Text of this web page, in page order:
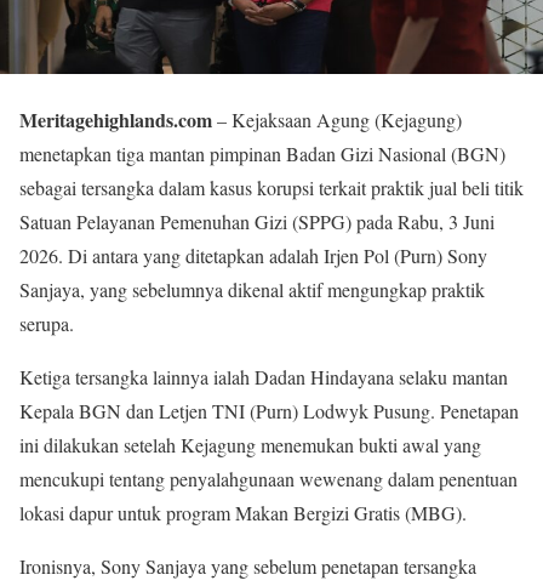
Meritagehighlands.com– Kejaksaan Agung (Kejagung)
menetapkan tiga mantan pimpinan Badan Gizi Nasional (BGN)
sebagai tersangka dalam kasus korupsi terkait praktik jual beli titik
Satuan Pelayanan Pemenuhan Gizi (SPPG) pada Rabu, 3 Juni
2026. Di antara yang ditetapkan adalah Irjen Pol (Purn) Sony
Sanjaya, yang sebelumnya dikenal aktif mengungkap praktik
serupa.
Ketiga tersangka lainnya ialah Dadan Hindayana selaku mantan
Kepala BGN dan Letjen TNI (Purn) Lodwyk Pusung. Penetapan
ini dilakukan setelah Kejagung menemukan bukti awal yang
mencukupi tentang penyalahgunaan wewenang dalam penentuan
lokasi dapur untuk program Makan Bergizi Gratis (MBG).
Ironisnya, Sony Sanjaya yang sebelum penetapan tersangka